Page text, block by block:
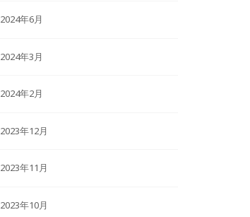
2024年6月
2024年3月
2024年2月
2023年12月
2023年11月
2023年10月